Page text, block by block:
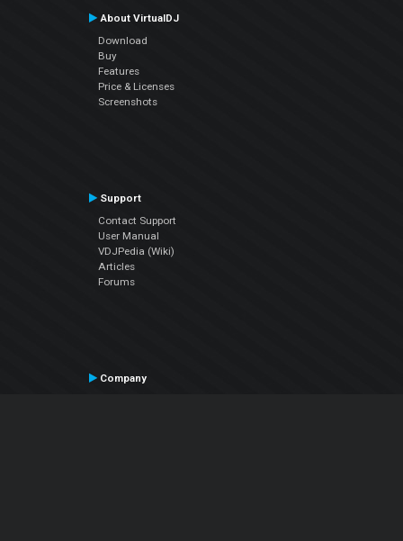
About VirtualDJ
Download
Buy
Features
Price & Licenses
Screenshots
Support
Contact Support
User Manual
VDJPedia (Wiki)
Articles
Forums
Company